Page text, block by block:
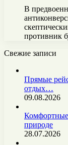
В
противник
Свежие записи
Прямые
отдых…
09.08.2026
Комфортные
природе
28.07.2026